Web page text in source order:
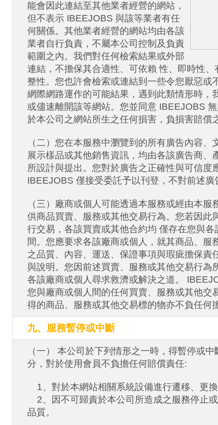
能會因此連結至其他業者經營的網站，
但不表示 IBEEJOBS 與該等業者有任
何關係。其他業者經營的網站均由各該
業者自行負責，不屬本公司控制及負責
範圍之內。我們對任何檢索結果或外部
連結，不擔保其合適性、可依賴 性、即時性
整性。您也許會檢索或連結到一些令您厭惡或
網際網路運作的可能結果，遇到此類情形時，
或儘速離開該等網站。您並同意 IBEEJOBS
於本公司之網站所生之任何損害，負損害賠償
（二）您在本服務中瀏覽到的所有廣告內容、
展示樣品或其他銷售資訊，均由各該廣告商、
所設計與提出。您對於廣告之正確性與可信度
IBEEJOBS 僅接受委託予以刊登，不對前述廣
（三）廠商或個人可能透過本服務或經由本服
供商品買賣、服務或其他交易行為。您若因此
行交易，各該買賣或其他合約均 僅存在您與
間。您應要求各該廠商或個人，就其商品、服
之品質、內容、運送、保證事項與瑕疵擔保責
與說明。您因前述買賣、服務或其他交易行為
各該廠商或個人尋求救濟或解決之道。
您與廠商或個人間的任何買賣、服務或其他交
得的商品、服務或其他交易標的物亦不負任何
九、服務暫停或中斷
（一） 本公司於下列情形之一時，得暫停或
分，對於使用會員不負擔任何賠償責任:
1、對於本網站相關系統設備進行遷移、更
2、因不可歸責於本公司所造成之服務停止
品質。